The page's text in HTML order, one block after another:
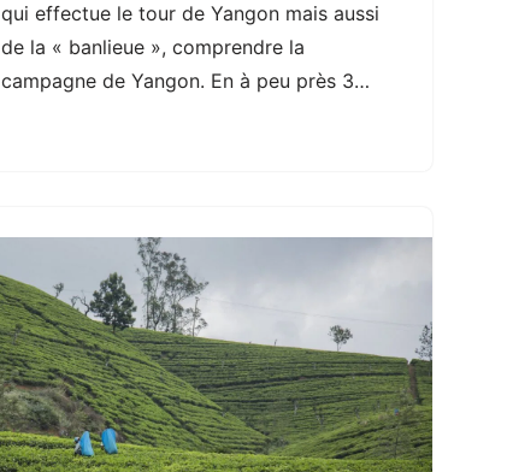
qui effectue le tour de Yangon mais aussi
de la « banlieue », comprendre la
campagne de Yangon. En à peu près 3…